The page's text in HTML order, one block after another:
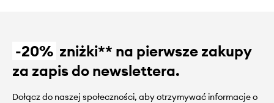
-20% zniżki** na pierwsze zakupy
za zapis do newslettera.
Dołącz do naszej społeczności, aby otrzymywać informacje o